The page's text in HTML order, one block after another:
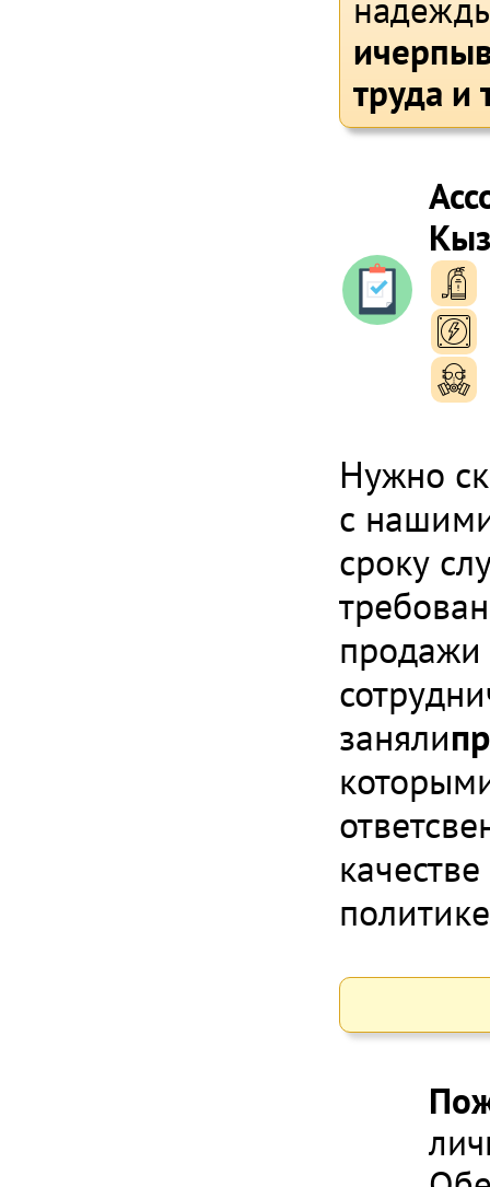
труда и
Нужно
с
сроку
продажи
заняли